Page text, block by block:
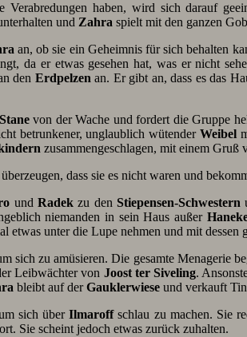
Verabredungen haben, wird sich darauf
und Zahra spielt mit den ganzen
an, ob sie ein Geheimnis für sich behalten
da er etwas gesehen hat, was er nicht
den Erdpelzen an. Er gibt an, dass es das
Stanevon der Wache und fordert die Gruppe
betrunkener, unglaublich wütender Weibel
zusammengeschlagen, mit einem Gruß
dass sie es nicht waren und
undRadek zu den Stiepensen-Schwestern
niemanden in sein Haus außer
etwas unter die Lupe nehmen und mit dessen
sich zu amüsieren. Die gesamte Menagerie
Leibwächter von Joost ter Siveling.
bleibt auf derGauklerwiese und verkauft
sich überIlmaroffschlau zu machen. Sie
Sie scheint jedoch etwas zurück zuhalten.